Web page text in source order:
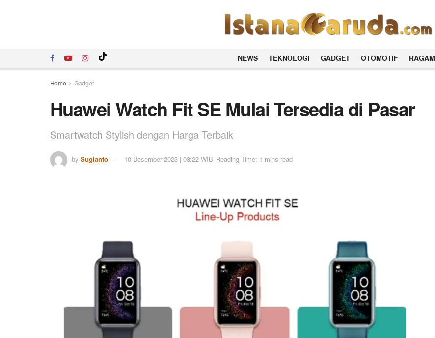
NEWS TEKNOLOGI GADGET OTOMOTIF RAGAM
Home Gadget
Huawei Watch Fit SE Mulai Tersedia di Pasar
Smartwatch Stylish dengan Harga Terbaik
by Sugianto 10 Desember 2023 | 08:22 WIB Reading Time: 1 mins read